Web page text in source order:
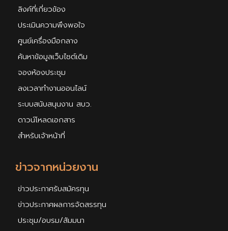
ข่าวจากหน่วยงาน
ข่าวประกาศรับสมัครทุน
ข่าวประกาศผลการจัดสรรทุน
ประชุม/อบรม/สัมมนา
ลิงค์ที่เกี่ยวข้อง
ประเมินความพึงพอใจ
ศูนย์เครื่องมือกลาง
ค้นหาข้อมูลเว็บไซต์เดิม
จองห้องประชุม
ลงเวลาทำงานออนไลน์
ระบบสนับสนุนงาน สบว.
ดาวน์โหลดเอกสาร
สำหรับเจ้าหน้าที่